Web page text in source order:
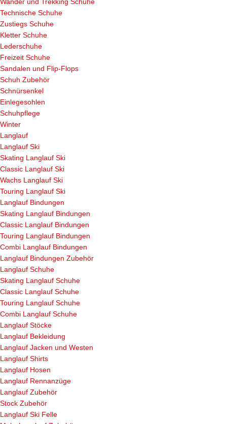
Technische Schuhe
Zustiegs Schuhe
Kletter Schuhe
Lederschuhe
Freizeit Schuhe
Sandalen und Flip-Flops
Schuh Zubehör
Schnürsenkel
Einlegesohlen
Schuhpflege
Winter
Langlauf
Langlauf Ski
Skating Langlauf Ski
Classic Langlauf Ski
Wachs Langlauf Ski
Touring Langlauf Ski
Langlauf Bindungen
Skating Langlauf Bindungen
Classic Langlauf Bindungen
Touring Langlauf Bindungen
Combi Langlauf Bindungen
Langlauf Bindungen Zubehör
Langlauf Schuhe
Skating Langlauf Schuhe
Classic Langlauf Schuhe
Touring Langlauf Schuhe
Combi Langlauf Schuhe
Langlauf Stöcke
Langlauf Bekleidung
Langlauf Jacken und Westen
Langlauf Shirts
Langlauf Hosen
Langlauf Rennanzüge
Langlauf Zubehör
Stock Zubehör
Langlauf Ski Felle